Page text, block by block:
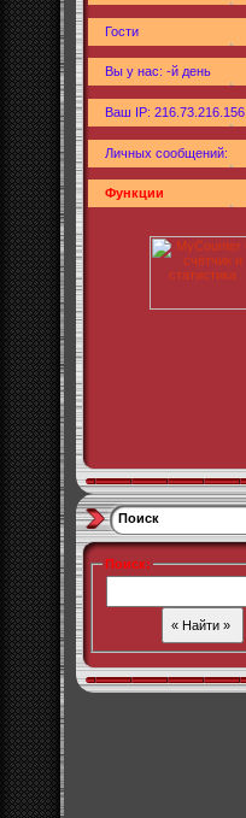
Гости
Вы у нас: -й день
Ваш IP: 216.73.216.156
Личных сообщений:
Функции
Поиск
Поиск: